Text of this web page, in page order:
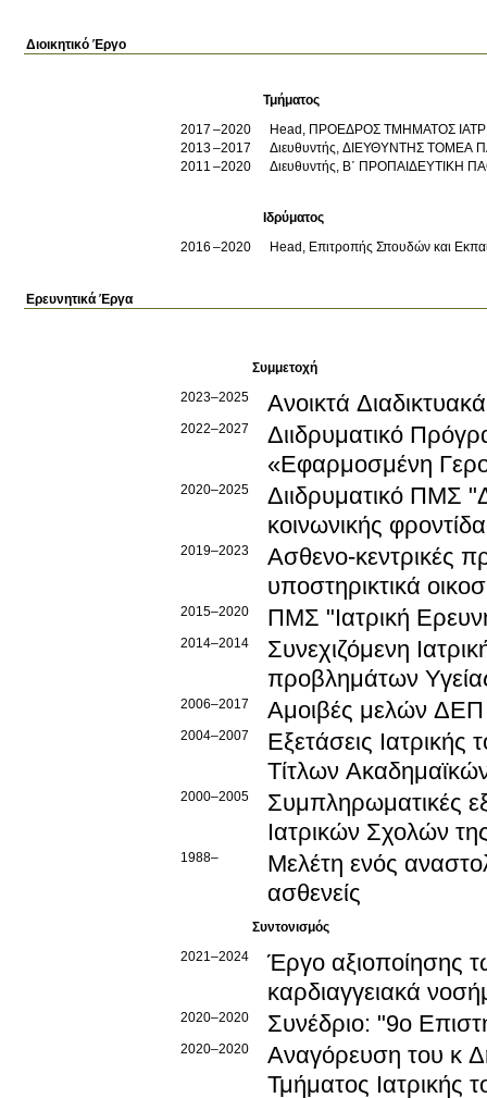
Διοικητικό Έργο
Τμήματος
2017
2020
Head, ΠΡΟΕΔΡΟΣ ΤΜΗΜΑΤΟΣ
2013
2017
Διευθυντής, ΔΙΕΥΘΥΝΤΗΣ
2011
2020 Διευθυντής, Β΄ ΠΡΟΠΑΙΔΕΥΤΙΚΗ
Ιδρύματος
2016
2020 Head, Επιτροπής Σπουδών και
Ερευνητικά Έργα
Συμμετοχή
2023–2025
Ανοικτά
2022–2027
Διιδρυματικό
«Εφαρμοσμένη
2020–2025
Διιδρυματικό ΠΜΣ
κοινωνικής
2019–2023
Ασθενο-κεντρικές
υποστηρικτικά
2015–2020 ΠΜΣ "Ιατρική
2014–2014
Συνεχιζόμενη
προβλημάτων
2006–2017 Αμοιβές μελών ΔΕΠ
2004–2007
Εξετάσεις
Τίτλων
2000–2005
Συμπληρωματικές
Ιατρικών Σχολών
1988–
Μελέτη ενός
ασθενείς
Συντονισμός
2021–2024
Έργο αξιοποίησης
καρδιαγγειακά
2020–2020 Συνέδριο: "9ο
2020–2020
Αναγόρευση του κ Δημήτριου Κοντογιάννη σε
Τμήματος Ιατρικής